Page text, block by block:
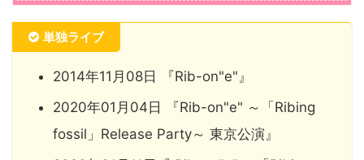
単独ライブ
2014年11月08日 『Rib-on"e"』
2020年01月04日 『Rib-on"e" ～「Ribing
fossil」Release Party～ 東京公演』